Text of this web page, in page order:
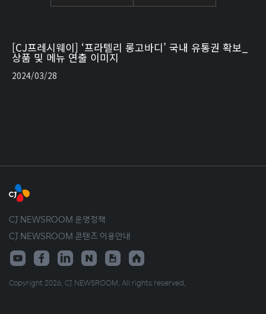
[CJ프레시웨이] ‘프라텔리 롱고바디’ 국내 유통권 확보_
상품 및 메뉴 연출 이미지
2024/03/28
CJ NEWSROOM 운영정책
CJ NEWSROOM 콘텐츠 이용안내
Copyright 2026. CJ NEWSROOM. All rights reserved.